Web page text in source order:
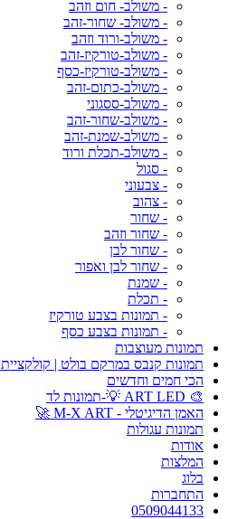
- משולב- חום וזהב
- משולב- שחור-זהב
- משולב-ורוד וזהב
- משולב-טורקיז-זהב
- משולב-טורקיז-כסף
- משולב-כתום-זהב
- משולב-ססגוני
- משולב-שחור-זהב
- משולב-שמנת-זהב
- משולב-תכלת ורוד
- סגול
- צבעוני
- צהוב
- שחור
- שחור וזהב
- שחור לבן
- שחור לבן ואפור
- שמנת
- תכלת
- תמונות בצבע טורקיז
- תמונות בצבע כסף
תמונות מעוצבות
תמונות קנבס במרקם בולט | קולקציית Art Touch
הכי חמים וחדשים
🎨 ART LED 💡-תמונות לד
האמן הדיגיטלי - M-X ART 🚀
תמונות עגולות
אודות
המלצות
בלוג
התחברות
0509044133